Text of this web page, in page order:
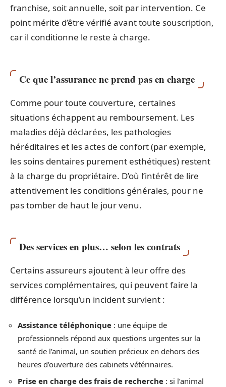
franchise, soit annuelle, soit par intervention. Ce
point mérite d’être vérifié avant toute souscription,
car il conditionne le reste à charge.
Ce que l’assurance ne prend pas en charge
Comme pour toute couverture, certaines
situations échappent au remboursement. Les
maladies déjà déclarées, les pathologies
héréditaires et les actes de confort (par exemple,
les soins dentaires purement esthétiques) restent
à la charge du propriétaire. D’où l’intérêt de lire
attentivement les conditions générales, pour ne
pas tomber de haut le jour venu.
Des services en plus… selon les contrats
Certains assureurs ajoutent à leur offre des
services complémentaires, qui peuvent faire la
différence lorsqu’un incident survient :
Assistance téléphonique : une équipe de
professionnels répond aux questions urgentes sur la
santé de l’animal, un soutien précieux en dehors des
heures d’ouverture des cabinets vétérinaires.
Prise en charge des frais de recherche : si l’animal